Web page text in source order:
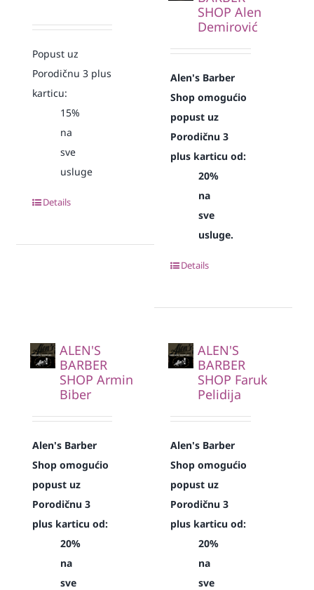
Popust uz
Porodičnu 3 plus
karticu:
15%
na
sve
usluge
Details
SHOP Alen
Demirović
Alen's Barber
Shop omogućio
popust uz
Porodičnu 3
plus karticu od:
20%
na
sve
usluge.
Details
ALEN'S
BARBER
SHOP Armin
Biber
Alen's Barber
Shop omogućio
popust uz
Porodičnu 3
plus karticu od:
20%
na
sve
ALEN'S
BARBER
SHOP Faruk
Pelidija
Alen's Barber
Shop omogućio
popust uz
Porodičnu 3
plus karticu od:
20%
na
sve